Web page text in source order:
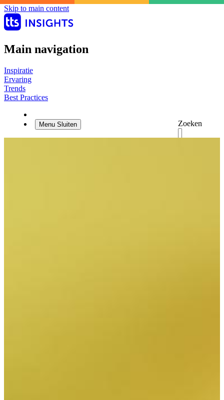
Skip to main content
Main navigation
Inspiratie
Ervaring
Trends
Best Practices
Zoeken
Menu Sluiten